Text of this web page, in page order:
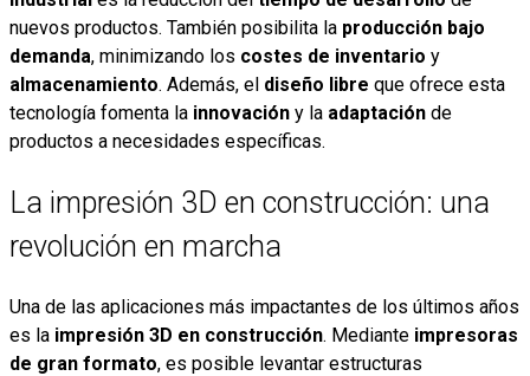
nuevos productos. También posibilita la producción bajo
demanda, minimizando los costes de inventario y
almacenamiento. Además, el diseño libre que ofrece esta
tecnología fomenta la innovación y la adaptación de
productos a necesidades específicas.
La impresión 3D en construcción: una
revolución en marcha
Una de las aplicaciones más impactantes de los últimos años
es la impresión 3D en construcción. Mediante impresoras
de gran formato, es posible levantar estructuras